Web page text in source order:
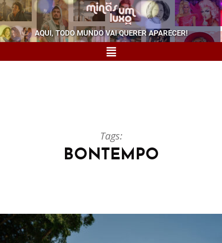
AQUI, TODO MUNDO VAI QUERER APARECER!
Tags:
BONTEMPO